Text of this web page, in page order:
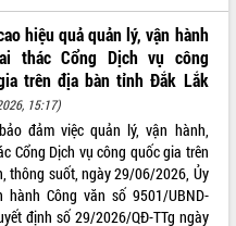
hiệu quả quản lý, vận hành
thác Cổng Dịch vụ công
trên địa bàn tỉnh Đắk Lắk
15:17)
đảm việc quản lý, vận hành,
Cổng Dịch vụ công quốc gia trên
thông suốt, ngày 29/06/2026, Ủy
Công văn số 9501/UBND-
định số 29/2026/QĐ-TTg ngày